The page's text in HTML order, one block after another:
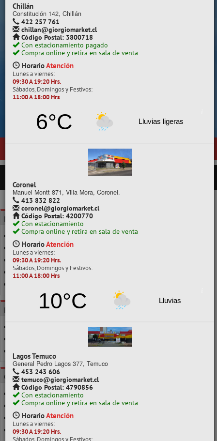
, ubicada en General Pedro Lagos 377, entre calles
Chillán
Constitución 142, Chillán
422 257 761
chillan@giorgiomarket.cl
Código Postal: 3800718
Con estacionamiento pagado
Compra online y retira en sala de venta
HorarioAtención
Lunes a viernes:
09:30 A 19:20 Hrs.
Sábados, Domingos y Festivos:
11:00 A 18:00 Hrs
6°C Lluvias ligeras
Coronel
Manuel Montt 871, Villa Mora, Coronel.
413 832 822
coronel@giorgiomarket.cl
Código Postal: 4200770
Con estacionamiento
Compra online y retira en sala de venta
HorarioAtención
Lunes a viernes:
09:30 A 19:20 Hrs.
Sábados, Domingos y Festivos:
11:00 A 18:00 Hrs
10°C Lluvias
Lagos Temuco
General Pedro Lagos 377, Temuco
453 243 606
temuco@giorgiomarket.cl
Código Postal: 4790856
Con estacionamiento
Compra online y retira en sala de venta
HorarioAtención
Lunes a viernes:
09:30 A 19:20 Hrs.
Sábados, Domingos y Festivos:
PRODUCTOS
MARCA
ATLANTIK
HAND
MAPED
SELLO
POR CLASE
CATEGORÍAS
COMPÁS
ESCALÍMETRO
ESCUADRA
ESCUADRA TÉCNICA